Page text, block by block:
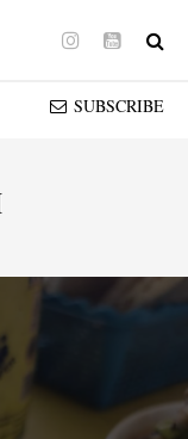
Instagram
Youtube
SUBSCRIBE